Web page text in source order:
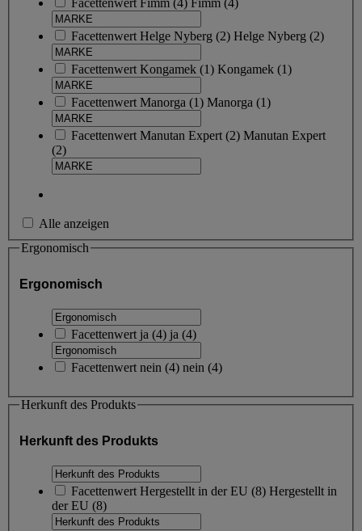
Facettenwert Fimm (4) Fimm (4)
Facettenwert Helge Nyberg (2) Helge Nyberg (2)
Facettenwert Kongamek (1) Kongamek (1)
Facettenwert Manorga (1) Manorga (1)
Facettenwert Manutan Expert (2) Manutan Expert
(2)
Alle anzeigen
Ergonomisch
Ergonomisch
Facettenwert ja (4) ja (4)
Facettenwert nein (4) nein (4)
Herkunft des Produkts
Herkunft des Produkts
Facettenwert Hergestellt in der EU (8) Hergestellt in
der EU (8)